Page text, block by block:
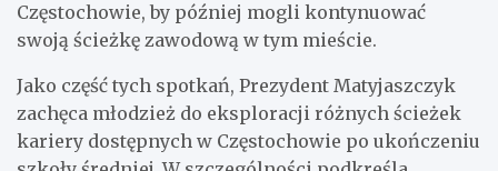
Częstochowie, by później mogli kontynuować
swoją ścieżkę zawodową w tym mieście.
Jako część tych spotkań, Prezydent Matyjaszczyk
zachęca młodzież do eksploracji różnych ścieżek
kariery dostępnych w Częstochowie po ukończeniu